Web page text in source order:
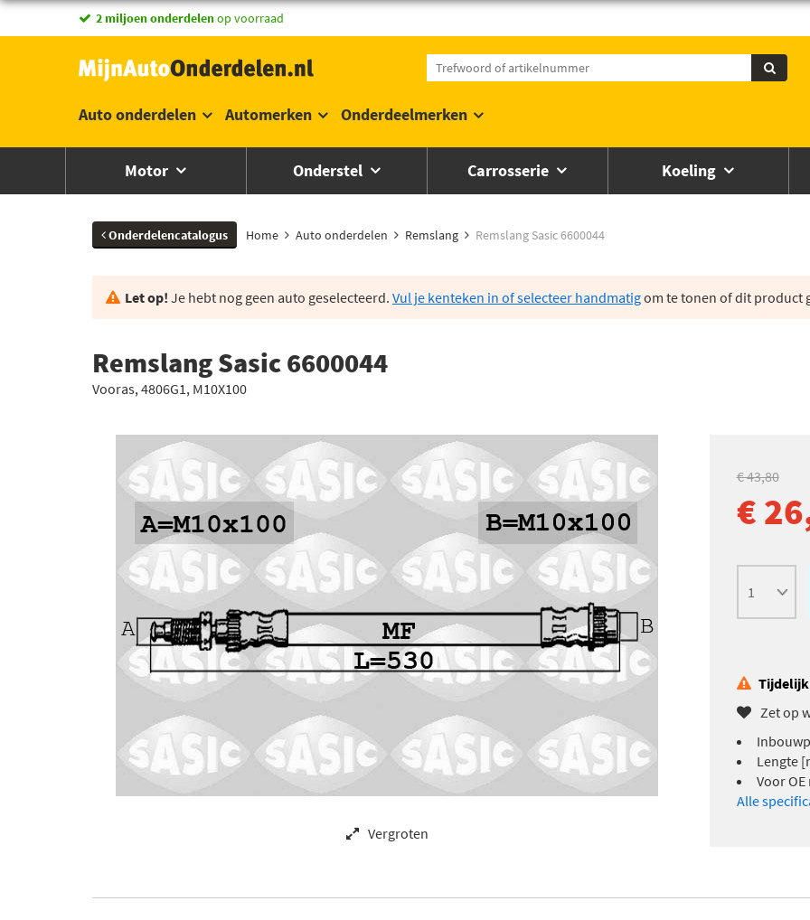
vandaag besteld,morgen in huis *
2 miljoen onderdelenop voorraad
Auto onderdelen Automerken Onderdeelmerken
Motor Onderstel Carrosserie Koeling
Onderdelencatalogus Home Auto onderdelen Remslang Remslang Sasic 6600044
Let op! Je hebt nog geen auto geselecteerd. Vul je kenteken in of selecteer handmatigom te tonen of dit product
Remslang Sasic 6600044
Vooras, 4806G1, M10X100
Vergroten
€ 43,80
€
Zet op
Lengte
Voor
Alle